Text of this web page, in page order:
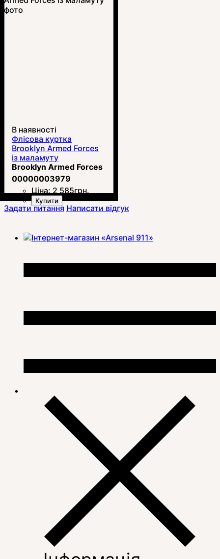
В наявності
Флісова куртка
Brooklyn Armed Forces
із маламуту
Brooklyn Armed Forces
00000003979
Ціна: 2 585грн.
Купити
Задати питання Написати відгук